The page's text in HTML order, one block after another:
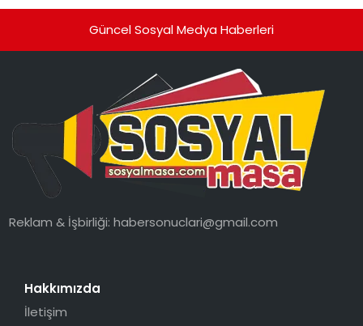
Güncel Sosyal Medya Haberleri
Reklam & İşbirliği:habersonuclari@gmail.com
Hakkımızda
İletişim